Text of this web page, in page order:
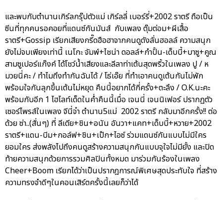
และพบกับตำนานเกิร์ลกรุ๊ปตัวแม่ เกิร์ลลี่ เบอร์รี่+2002 ราตรี ถือเป็น
ซีนที่ทุกคนรอคอยที่แดนซ์กันมันส์ กับเพลง ตุ๊มต่อม+ผีเสื้อ
ราตรี+Gossip เรียกเสียงกรี๊ดฮือฮาจากคนดูดังลั่นฮอลล์ ความสนุก
ยังไม่จบเพียงเท่านี้ เนโกะ จัมพ์+ไชน่า ดอลล์+กำปั้น-เด็บบี้+บาซู+คูณ
สามซูเปอร์แก๊งค์ ได้โชว์น้ำเสียงและลีลาท่าเต้นสุดพริ้วในเพลง ปู / ห
มวยนี่คะ / ทำไมถึงทำกันฉันได้ / โธ่เอ๊ย ที่ทำเอาคนดูเต้นกันไม่พัก
พร้อมใจกันลุกขึ้นเต้นไม่หยุด คืนนี้อยากได้กี่ครั้ง+ตะลึง / O.K.นะคะ
พร้อมกับอีก 1 ไฮไลท์เด็ดในค่ำคืนนี้เมื่อ เจนนี่ เจนนิเฟอร์ ปรากฏตัว
เซอร์ไพรส์ในเพลง จีนี่จ๋า ตำนาน5แม่ 2002 ราตรี กลับมาอีกครั้ง!! ต่อ
ด้วย ซ่า..(สั่นๆ) ที่ ลีเดีย+ชิน+อนัน อันวา+แคท+เด็บบี้+หวาย+2002
ราตรี+แดน-บีม+กอล์ฟ+ชิน+เป๊ก+ไอซ์ ร่วมแดนซ์กันแบบไม่มีใคร
ยอมใคร ส่งพลังไปถึงคนดูสร้างความสนุกกันแบบจุใจไม่มียั้ง และปิด
ท้ายความสนุกด้วยการรวมศิลปินทั้งหมด มาร่วมกันร้องในเพลง
Cheer+Boom เรียกได้ว่าเป็นปรากฎการณ์พิเศษสุดประทับใจ ที่สร้าง
ความทรงจำดีๆในคอนเสิร์ตครั้งนี้เลยก็ว่าได้